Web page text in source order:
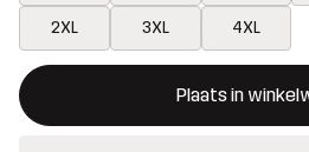
2XL 3XL 4XL
Plaats in
Deze knop opent een modal met
{{size}} niet beschikbaar